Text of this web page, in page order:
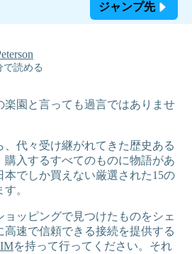
ジャンプ先
で読める
楽園と言っても過言ではありませ
代々受け継がれてきた歴史ある
購入するすべてのものに物語があ
本でしか買えない厳選された15の
。
ョッピングで見つけたものをシェ
高速で信頼できる接続を提供する
を持って行ってください。それ